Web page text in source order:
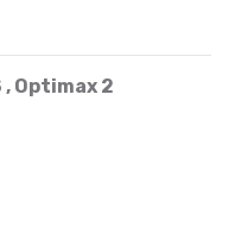
, Optimax 2